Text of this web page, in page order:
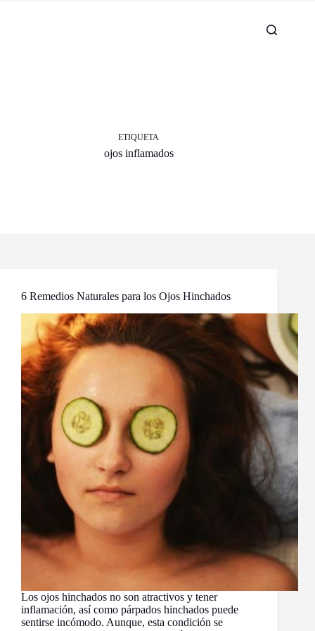
ETIQUETA
ojos inflamados
6 Remedios Naturales para los Ojos Hinchados
Los ojos hinchados no son atractivos y tener
inflamación, así como párpados hinchados puede
sentirse incómodo. Aunque, esta condición se